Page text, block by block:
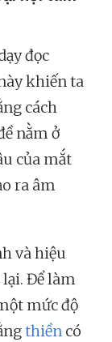
đọc
khiến ta
cách
nằm ở
của mắt
ra âm
và hiệu
Để làm
mức độ
thiền có